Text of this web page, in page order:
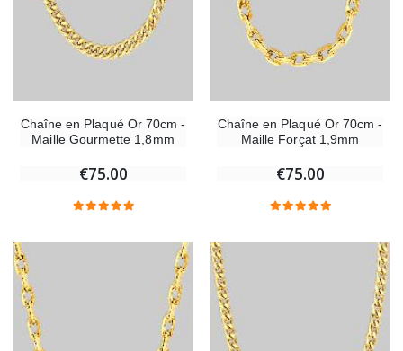
Chaîne en Plaqué Or 70cm -
Maille Gourmette 1,8mm
€75.00
Chaîne en Plaqué Or 70cm -
Maille Forçat 1,9mm
€75.00